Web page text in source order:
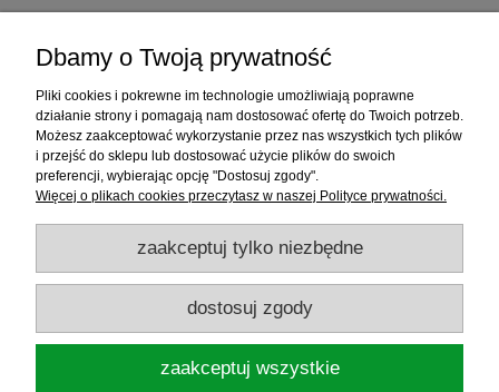
Informacje
Sklep internetowy
RATY
Promocje
Sklep Wędkarski ELDORADOul.Warszawska 35, 05-092 Łomianki, woj.
Dbamy o Twoją prywatność
Pliki cookies i pokrewne im technologie umożliwiają poprawne
działanie strony i pomagają nam dostosować ofertę do Twoich potrzeb.
Możesz zaakceptować wykorzystanie przez nas wszystkich tych plików
i przejść do sklepu lub dostosować użycie plików do swoich
preferencji, wybierając opcję "Dostosuj zgody".
Więcej o plikach cookies przeczytasz w naszej Polityce prywatności.
zaakceptuj tylko niezbędne
dostosuj zgody
zaakceptuj wszystkie